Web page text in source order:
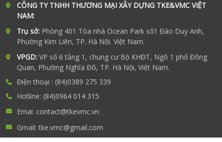
CÔNG TY TNHH THƯƠNG MẠI XÂY DỰNG TKE&VMC VIỆT
NAM:
Trụ sở: Phòng 401 Tòa nhà Ocean Park số1 Đào Duy Anh,
Phường Kim Liên, TP. Hà Nội. Việt Nam.
VPGD: VP số 6 tầng 1, chung cư Bộ KHĐT, Ngõ 1 phố Đông
Quan, Phường Nghĩa Đô, TP. Hà Nội, Việt Nam.
Điện thoại : (84)0389 275 339
Hotline: (84)0964 014 315
Emai: contact@tkevmc.vn
Gmail: tke.vmc@gmail.com